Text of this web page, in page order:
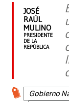
JOSÉ
RAÚL
MULINO
PRESIDENTE
DE LA
REPÚBLICA
Gobierno